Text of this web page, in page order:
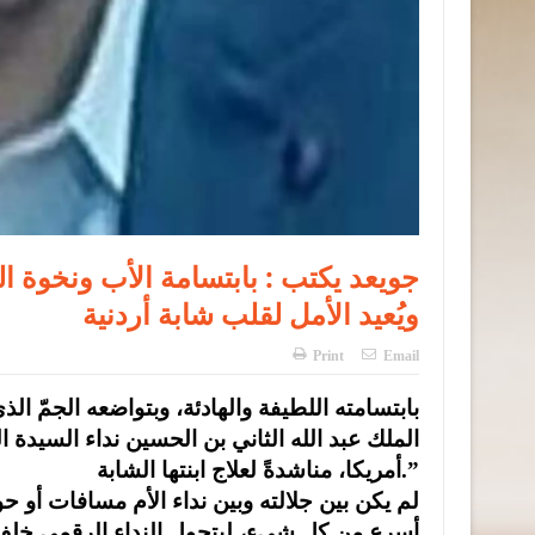
جويعد يكتب : بابتسامة الأب
ويُعيد الأمل لقلب شابة أردنية
Print Email
الملك عبد الله الثاني بن الحسين نداء
أمريكا، مناشدةً لعلاج ابنتها الشابة.”
لم يكن بين جلالته وبين نداء الأم مسافات أو